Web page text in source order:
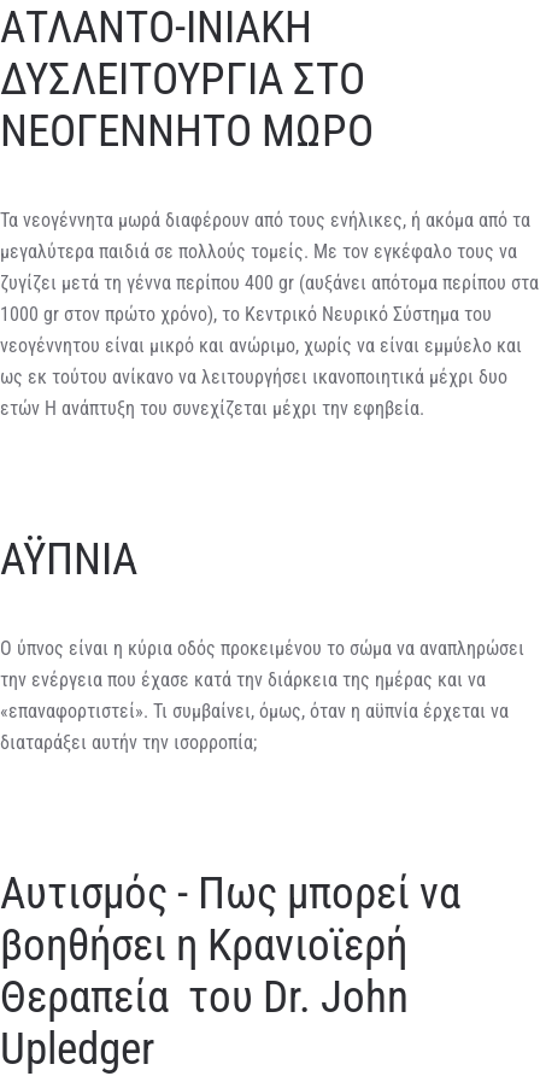
ΑΤΛΑΝΤΟ-ΙΝΙΑΚΗ
ΔΥΣΛΕΙΤΟΥΡΓΙΑ ΣΤΟ
ΝΕΟΓΕΝΝΗΤΟ ΜΩΡΟ
Τα νεογέννητα μωρά διαφέρουν από τους ενήλικες, ή ακόμα από τα
μεγαλύτερα παιδιά σε πολλούς τομείς. Με τον εγκέφαλο τους να
ζυγίζει μετά τη γέννα περίπου 400 gr (αυξάνει απότομα περίπου στα
1000 gr στον πρώτο χρόνο), το Κεντρικό Νευρικό Σύστημα του
νεογέννητου είναι μικρό και ανώριμο, χωρίς να είναι εμμύελο και
ως εκ τούτου ανίκανο να λειτουργήσει ικανοποιητικά μέχρι δυο
ετών Η ανάπτυξη του συνεχίζεται μέχρι την εφηβεία.
ΑΫΠΝΙΑ
Ο ύπνος είναι η κύρια οδός προκειμένου το σώμα να αναπληρώσει
την ενέργεια που έχασε κατά την διάρκεια της ημέρας και να
«επαναφορτιστεί». Τι συμβαίνει, όμως, όταν η αϋπνία έρχεται να
διαταράξει αυτήν την ισορροπία;
Αυτισμός - Πως μπορεί να
βοηθήσει η Κρανιοϊερή
Θεραπεία του Dr. John
Upledger